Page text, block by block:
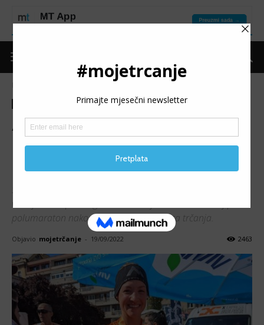
Moje iskustvo
ALMA TURAJLIĆ: Na stazi
nema čuda i sreće, samo
rezultat rada
Sa Sarajevskim polumaratonom imam posebnu emotivnu
vezu jer sam prošle godine na ovoj stazi istrčala svoj prvi
polumaraton nakon nepuna dva mjeseca trčanja.
Objavio mojetrčanje - 19/09/2022 2463